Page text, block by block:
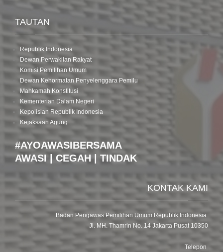
TAUTAN
Republik Indonesia
Dewan Perwakilan Rakyat
Komisi Pemilihan Umum
Dewan Kehormatan Penyelenggara Pemilu
Mahkamah Konstitusi
Kementerian Dalam Negeri
Kepolisian Republik Indonesia
Kejaksaan Agung
#AYOAWASIBERSAMA
AWASI | CEGAH | TINDAK
KONTAK KAMI
Badan Pengawas Pemilihan Umum Republik Indonesia
Jl. MH. Thamrin No. 14 Jakarta Pusat 10350
Telepon